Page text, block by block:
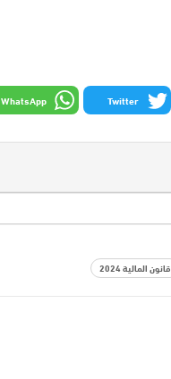
Twitter
WhatsApp
قانون المالية 2024